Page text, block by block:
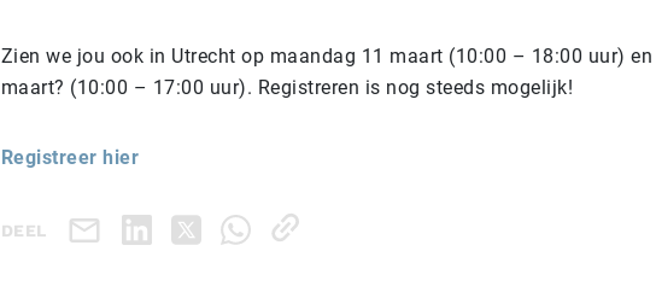
Zien we jou ook in Utrecht op maandag 11 maart (10:00 – 18:00 uur)
maart? (10:00 – 17:00 uur). Registreren is nog steeds mogelijk!
Registreer hier
DEEL